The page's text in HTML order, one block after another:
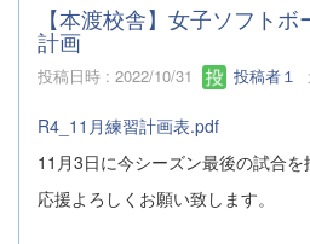
【本渡校舎】女子ソフト
計画
投稿日時 : 2022/10/31 投稿者１
R4_11月練習計画表.pdf
11月3日に今シーズン最後の試合を
応援よろしくお願い致します。